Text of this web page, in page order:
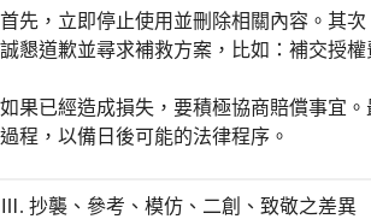
首先，立即停止使用並刪除相關內容。其次
誠懇道歉並尋求補救方案，比如：補交授權
如果已經造成損失，要積極協商賠償事宜
過程，以備日後可能的法律程序。
Ⅲ. 抄襲、參考、模仿、二創、致敬之差異